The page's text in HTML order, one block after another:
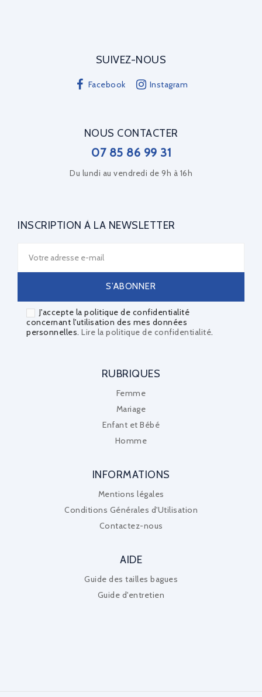
SUIVEZ-NOUS
Facebook Instagram
NOUS CONTACTER
07 85 86 99 31
Du lundi au vendredi de 9h à 16h
INSCRIPTION À LA NEWSLETTER
J'accepte la politique de confidentialité
concernant l'utilisation des mes données
personnelles. Lire la politique de confidentialité.
RUBRIQUES
Femme
Mariage
Enfant et Bébé
Homme
INFORMATIONS
Mentions légales
Conditions Générales d'Utilisation
Contactez-nous
AIDE
Guide des tailles bagues
Guide d'entretien